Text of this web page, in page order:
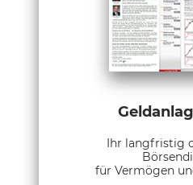
Ihr langfristig
für Vermögen